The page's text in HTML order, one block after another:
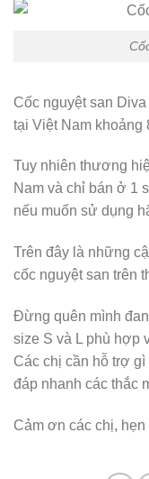
Cốc nguyệt san
tại Việt Nam khoảng
Tuy nhiên thương
Nam và chỉ bán ở 1
nếu muốn sử dụng
Trên đây là những
cốc nguyệt san trên
Đừng quên mình
size S và L phù hợp
Các chị cần hỗ trợ
đáp nhanh các thắc
Cảm ơn các chị,